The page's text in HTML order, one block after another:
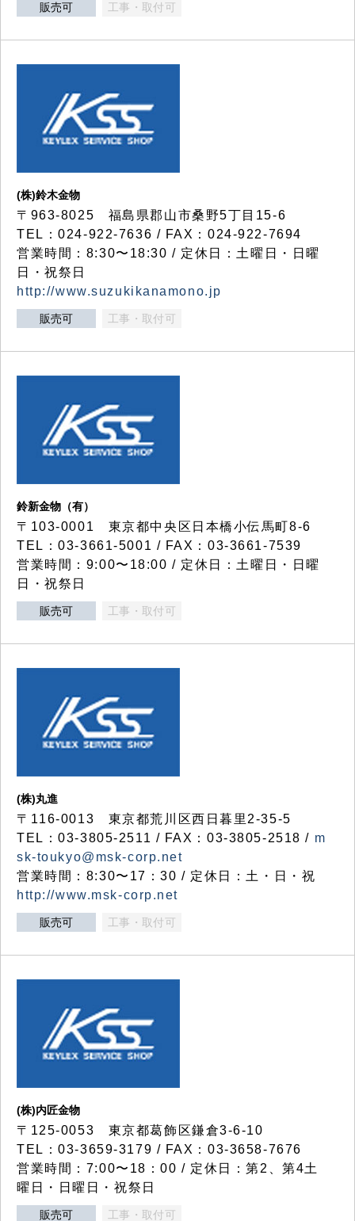
販売可 工事・取付可
(株)鈴木金物
〒963-8025 福島県郡山市桑野5丁目15-6
TEL：024-922-7636 / FAX：024-922-7694
営業時間：8:30〜18:30 / 定休日：土曜日・日曜
日・祝祭日
http://www.suzukikanamono.jp
販売可 工事・取付可
鈴新金物（有）
〒103-0001 東京都中央区日本橋小伝馬町8-6
TEL：03-3661-5001 / FAX：03-3661-7539
営業時間：9:00〜18:00 / 定休日：土曜日・日曜
日・祝祭日
販売可 工事・取付可
(株)丸進
〒116-0013 東京都荒川区西日暮里2-35-5
TEL：03-3805-2511 / FAX：03-3805-2518 / m
sk-toukyo@msk-corp.net
営業時間：8:30〜17：30 / 定休日：土・日・祝
http://www.msk-corp.net
販売可 工事・取付可
(株)内匠金物
〒125-0053 東京都葛飾区鎌倉3-6-10
TEL：03-3659-3179 / FAX：03-3658-7676
営業時間：7:00〜18：00 / 定休日：第2、第4土
曜日・日曜日・祝祭日
販売可 工事・取付可